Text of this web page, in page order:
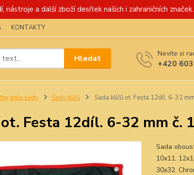
nástroje a další zboží desítek našich i zahraničních značek.
KONTAKTY
Hledat Nevíte si
+420
sady Sady klíčů Sada klíčů ot. Festa 12díl. 6-32
Festa 12díl. 6-32 mm č.
Sada
10x11,
30x32.